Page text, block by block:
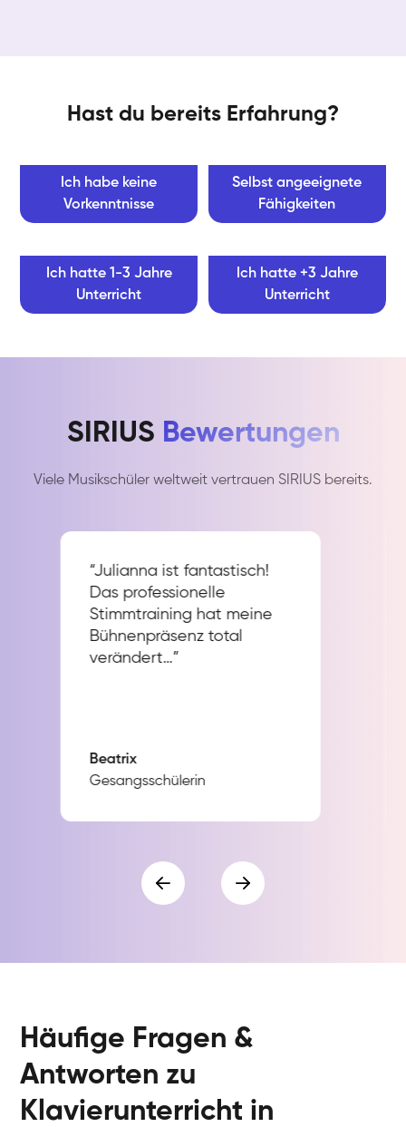
Hast du bereits Erfahrung?
Ich habe keine
Vorkenntnisse
Selbst angeeignete
Fähigkeiten
Ich hatte 1-3 Jahre
Unterricht
Ich hatte +3 Jahre
Unterricht
SIRIUS Bewertungen
Viele Musikschüler weltweit vertrauen SIRIUS bereits.
“Julianna ist fantastisch!
Das professionelle
Stimmtraining hat meine
Bühnenpräsenz total
verändert…”
Beatrix
Gesangsschülerin
Häufige Fragen &
Antworten zu
Klavierunterricht in